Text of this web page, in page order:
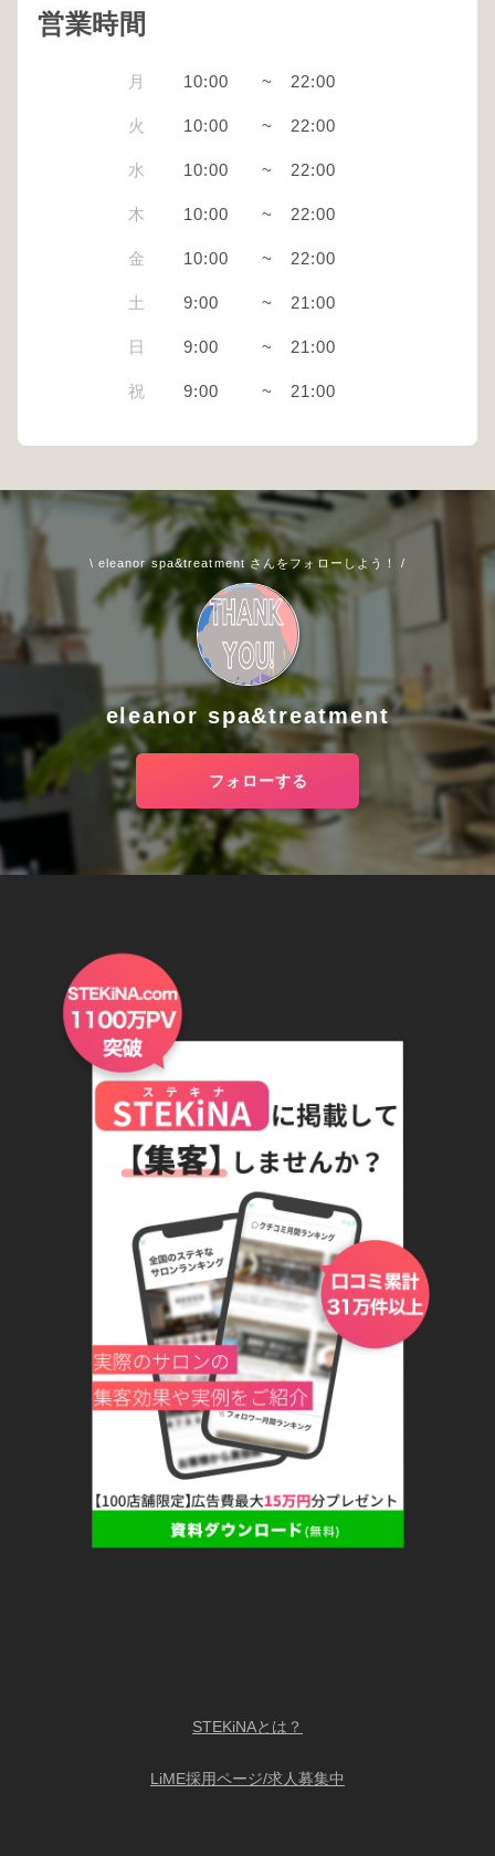
営業時間
月 10:00 ~ 22:00
火 10:00 ~ 22:00
水 10:00 ~ 22:00
木 10:00 ~ 22:00
金 10:00 ~ 22:00
土 9:00 ~ 21:00
日 9:00 ~ 21:00
祝 9:00 ~ 21:00
\ eleanor spa&treatment さんをフォローしよう！ /
eleanor spa&treatment
フォローする
STEKiNAとは？
LiME採用ページ/求人募集中